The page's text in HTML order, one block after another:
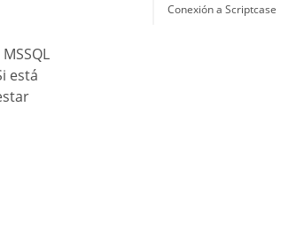
está
Conexión a Scriptcase